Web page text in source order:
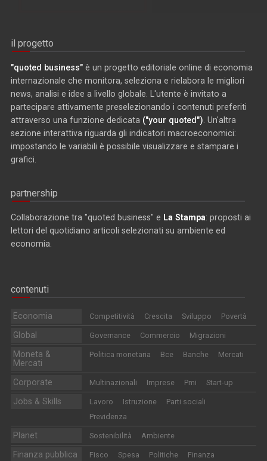
il progetto
"quoted business" è un progetto editoriale online di economia
internazionale che monitora, seleziona e rielabora le migliori
news, analisi e idee a livello globale. L'utente è invitato a
partecipare attivamente preselezionando i contenuti preferiti
attraverso una funzione dedicata ("your quoted") . Un'altra
sezione interattiva riguarda gli indicatori macroeconomici:
impostando le variabili è possibile visualizzare e stampare i
grafici.
partnership
Collaborazione tra "quoted business" e La Stampa: proposti ai
lettori del quotidiano articoli selezionati su ambiente ed
economia.
contenuti
Economia Competitività Crescita Sviluppo Povertà
Global Governance Commercio Migrazioni
Moneta &
Mercati
Politica monetaria Bce Banche Mercati
Corporate Multinazionali Imprese Pmi Start-up
Jobs & Skills Lavoro Istruzione
Parti sociali
Previdenza
Planet Sostenibilità Ambiente
Finanza pubblica Fisco Spesa Politiche Finanza